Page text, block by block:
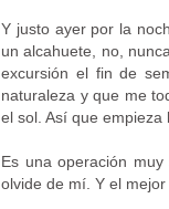
Y justo ayer por la
un alcahuete, no,
excursión el fin de
naturaleza y que me
el sol. Así que empieza
Es una operación
olvide de mí. Y el mejor